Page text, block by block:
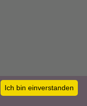
Ich bin einverstanden